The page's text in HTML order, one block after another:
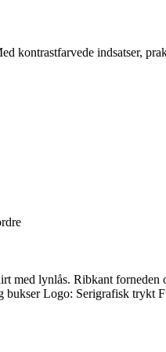
indsatser,
med lynlås. Ribkant
Logo: Serigrafisk trykt